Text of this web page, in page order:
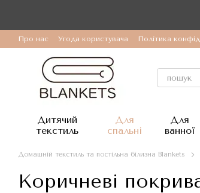
Про нас Угода користувача Політика
Дитячий
текстиль
Для
спальні
Для
ванної
Домашній текстиль та постільна білизна Blankets
Коричневі